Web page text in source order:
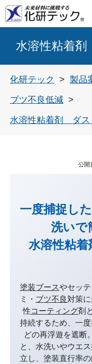
水溶性粘着
化研テック 製品
ブツ不良低減
水溶性粘着剤 ダス
公開
一度捕捉し
洗いで
水溶性粘
塗装ブースやセッ
ミ・ ブツ不良 対策
性コーティング剤
持続するため、一
どの再浮遊を遮断
と、水洗いやウエ
立し、塗装直行率